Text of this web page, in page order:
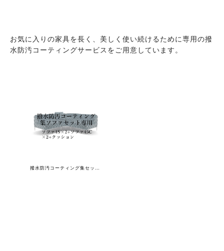
お気に入りの家具を長く、美しく使い続けるために専用の撥
水防汚コーティングサービスをご用意しています。
撥水防汚コーティング集セット(ソファ1S×2+ソファ45C×2+クッション)専用